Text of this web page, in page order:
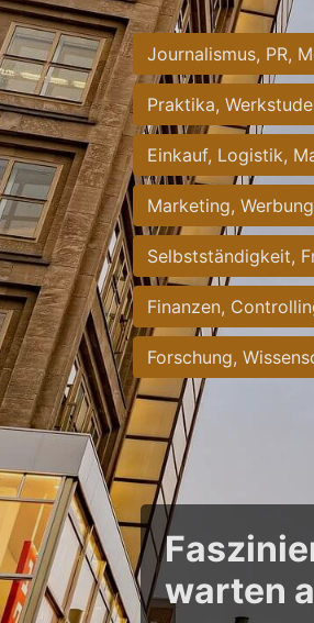
Journalismus, PR,
Praktika,
Einkauf, Logistik,
Marketing,
Selbstständigkeit,
Finanzen,
Forschung,
warten